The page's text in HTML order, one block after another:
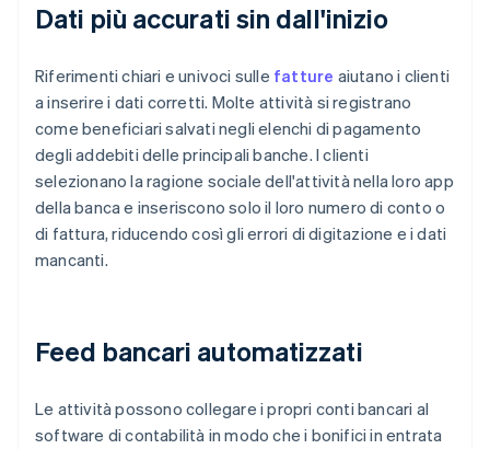
Dati più accurati sin dall'inizio
Riferimenti chiari e univoci sulle fatture aiutano i clienti
a inserire i dati corretti. Molte attività si registrano
come beneficiari salvati negli elenchi di pagamento
degli addebiti delle principali banche. I clienti
selezionano la ragione sociale dell'attività nella loro app
della banca e inseriscono solo il loro numero di conto o
di fattura, riducendo così gli errori di digitazione e i dati
mancanti.
Feed bancari automatizzati
Le attività possono collegare i propri conti bancari al
software di contabilità in modo che i bonifici in entrata